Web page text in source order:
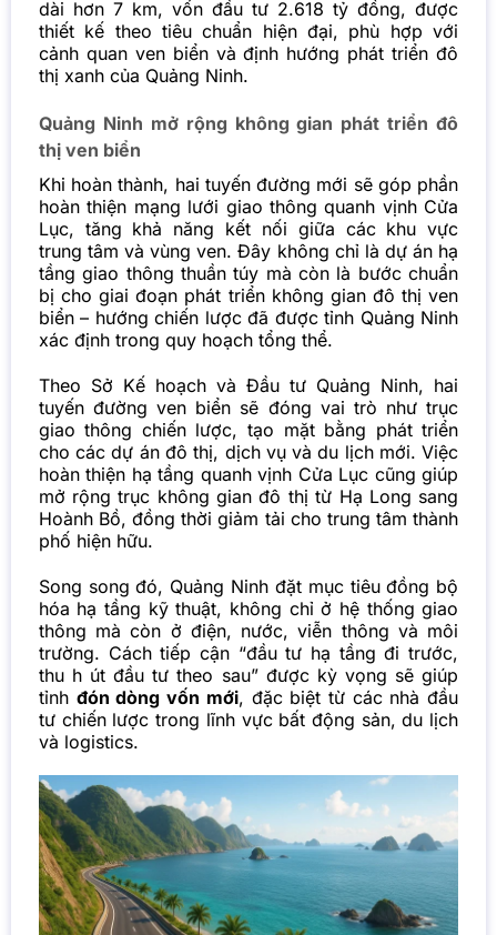
dài hơn 7 km, vốn đầu tư 2.618 tỷ đồng, được
thiết kế theo tiêu chuẩn hiện đại, phù hợp với
cảnh quan ven biển và định hướng phát triển đô
thị xanh của Quảng Ninh.
Quảng Ninh mở rộng không gian phát triển đô
thị ven biển
Khi hoàn thành, hai tuyến đường mới sẽ góp phần
hoàn thiện mạng lưới giao thông quanh vịnh Cửa
Lục, tăng khả năng kết nối giữa các khu vực
trung tâm và vùng ven. Đây không chỉ là dự án hạ
tầng giao thông thuần túy mà còn là bước chuẩn
bị cho giai đoạn phát triển không gian đô thị ven
biển – hướng chiến lược đã được tỉnh Quảng Ninh
xác định trong quy hoạch tổng thể.
Theo Sở Kế hoạch và Đầu tư Quảng Ninh, hai
tuyến đường ven biển sẽ đóng vai trò như trục
giao thông chiến lược, tạo mặt bằng phát triển
cho các dự án đô thị, dịch vụ và du lịch mới. Việc
hoàn thiện hạ tầng quanh vịnh Cửa Lục cũng giúp
mở rộng trục không gian đô thị từ Hạ Long sang
Hoành Bồ, đồng thời giảm tải cho trung tâm thành
phố hiện hữu.
Song song đó, Quảng Ninh đặt mục tiêu đồng bộ
hóa hạ tầng kỹ thuật, không chỉ ở hệ thống giao
thông mà còn ở điện, nước, viễn thông và môi
trường. Cách tiếp cận “đầu tư hạ tầng đi trước,
thu h út đầu tư theo sau” được kỳ vọng sẽ giúp
tỉnh đón dòng vốn mới, đặc biệt từ các nhà đầu
tư chiến lược trong lĩnh vực bất động sản, du lịch
và logistics.